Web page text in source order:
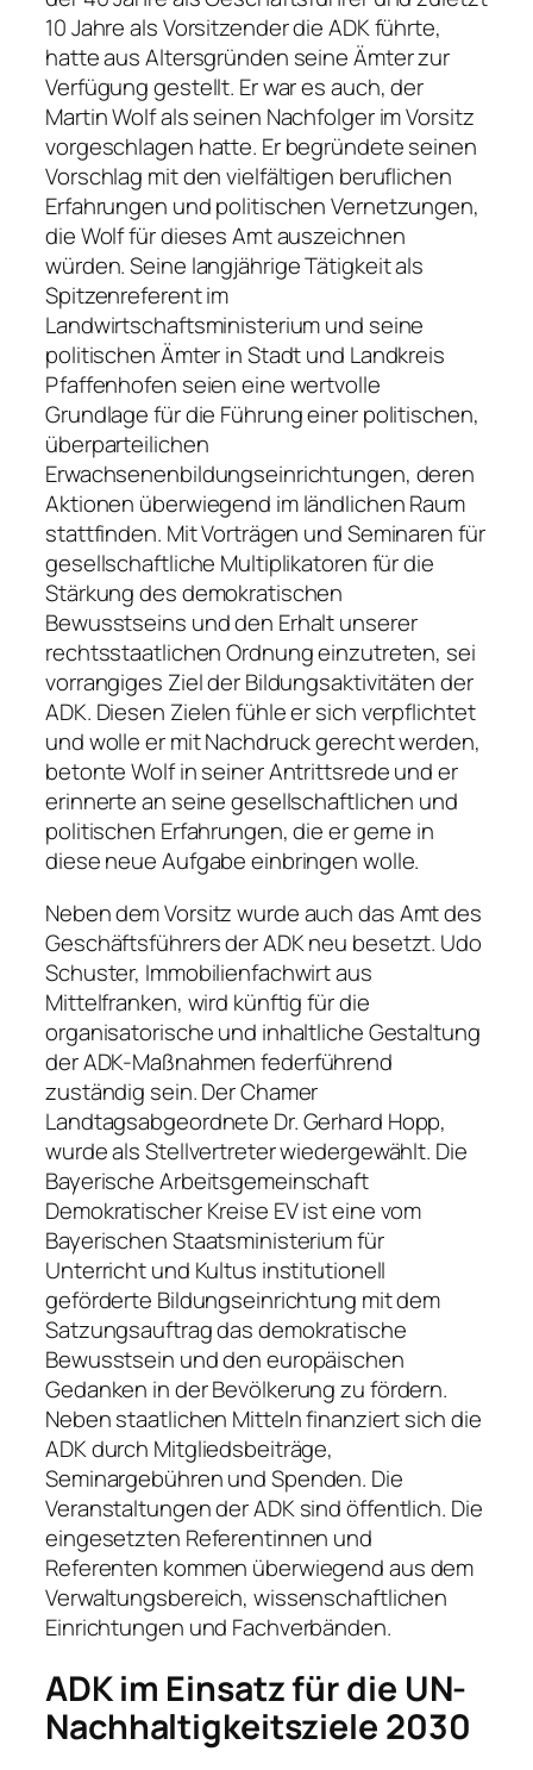
10 Jahre als Vorsitzender die ADK führte,
hatte aus Altersgründen seine Ämter zur
Verfügung gestellt. Er war es auch, der
Martin Wolf als seinen Nachfolger im Vorsitz
vorgeschlagen hatte. Er begründete seinen
Vorschlag mit den vielfältigen beruflichen
Erfahrungen und politischen Vernetzungen,
die Wolf für dieses Amt auszeichnen
würden. Seine langjährige Tätigkeit als
Spitzenreferent im
Landwirtschaftsministerium und seine
politischen Ämter in Stadt und Landkreis
Pfaffenhofen seien eine wertvolle
Grundlage für die Führung einer politischen,
überparteilichen
Erwachsenenbildungseinrichtungen, deren
Aktionen überwiegend im ländlichen Raum
stattfinden. Mit Vorträgen und Seminaren für
gesellschaftliche Multiplikatoren für die
Stärkung des demokratischen
Bewusstseins und den Erhalt unserer
rechtsstaatlichen Ordnung einzutreten, sei
vorrangiges Ziel der Bildungsaktivitäten der
ADK. Diesen Zielen fühle er sich verpflichtet
und wolle er mit Nachdruck gerecht werden,
betonte Wolf in seiner Antrittsrede und er
erinnerte an seine gesellschaftlichen und
politischen Erfahrungen, die er gerne in
diese neue Aufgabe einbringen wolle.
Neben dem Vorsitz wurde auch das Amt des
Geschäftsführers der ADK neu besetzt. Udo
Schuster, Immobilienfachwirt aus
Mittelfranken, wird künftig für die
organisatorische und inhaltliche Gestaltung
der ADK-Maßnahmen federführend
zuständig sein. Der Chamer
Landtagsabgeordnete Dr. Gerhard Hopp,
wurde als Stellvertreter wiedergewählt. Die
Bayerische Arbeitsgemeinschaft
Demokratischer Kreise EV ist eine vom
Bayerischen Staatsministerium für
Unterricht und Kultus institutionell
geförderte Bildungseinrichtung mit dem
Satzungsauftrag das demokratische
Bewusstsein und den europäischen
Gedanken in der Bevölkerung zu fördern.
Neben staatlichen Mitteln finanziert sich die
ADK durch Mitgliedsbeiträge,
Seminargebühren und Spenden. Die
Veranstaltungen der ADK sind öffentlich. Die
eingesetzten Referentinnen und
Referenten kommen überwiegend aus dem
Verwaltungsbereich, wissenschaftlichen
Einrichtungen und Fachverbänden.
ADK im Einsatz für die UN-
Nachhaltigkeitsziele 2030